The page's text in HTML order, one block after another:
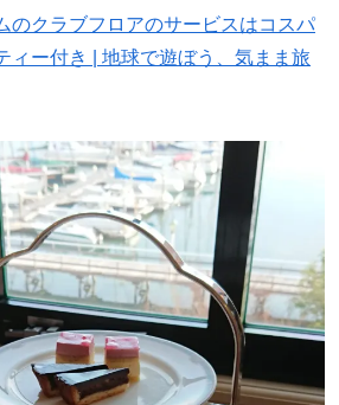
のクラブフロアのサービスはコスパ
ィー付き | 地球で遊ぼう、気まま旅